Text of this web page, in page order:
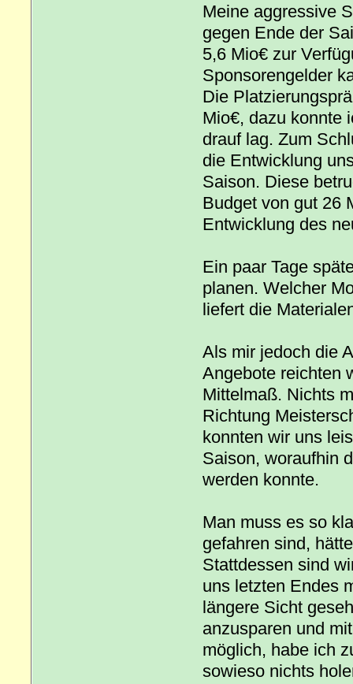
Meine aggressive
gegen Ende der
5,6 Mio€ zur
Sponsorengelder
Die
Mio€, dazu konnte
drauf lag. Zum
die Entwicklung
Saison. Diese
Budget von gut 26
Entwicklung des
Ein paar Tage
planen. Welcher
liefert die
Als mir jedoch die
Angebote reichten
Mittelmaß. Nichts
Richtung
konnten wir uns
Saison, woraufhin
werden konnte.
Man muss es so
gefahren sind,
Stattdessen sind
uns letzten Endes
längere Sicht
anzusparen und
möglich, habe ich
sowieso nichts